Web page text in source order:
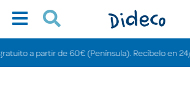
a partir de 60€ (Península). Recíbelo en 24/48